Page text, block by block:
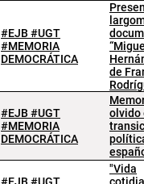
#EJB #UGT
#MEMORIA
DEMOCRÁTICA
de
#EJB #UGT
#MEMORIA
DEMOCRÁTICA
olvido
"Vida